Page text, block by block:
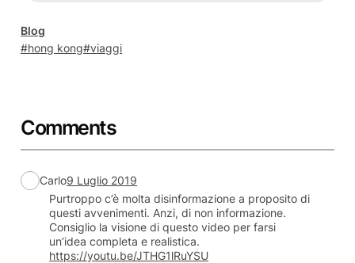
Blog
hong kong viaggi
Comments
Carlo9 Luglio 2019
Purtroppo c’è molta disinformazione a proposito di
questi avvenimenti. Anzi, di non informazione.
Consiglio la visione di questo video per farsi
un’idea completa e realistica.
https://youtu.be/JTHG1lRuYSU